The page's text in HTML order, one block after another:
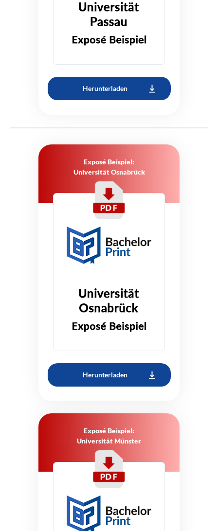
Herunterladen
Exposé Beispiel:
Universität Osnabrück
Herunterladen
Exposé Beispiel:
Universität Münster